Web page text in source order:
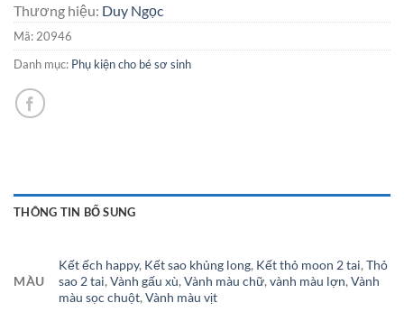
Thương hiệu: Duy Ngọc
Mã: 20946
Danh mục: Phụ kiện cho bé sơ sinh
THÔNG TIN BỔ SUNG
MÀU
Kết ếch happy, Kết sao khủng long, Kết thỏ moon 2 tai,Thỏ
sao 2 tai,Vành gấu xù,Vành màu chữ,vành màu lợn,Vành
màu sọc chuột,Vành màu vịt